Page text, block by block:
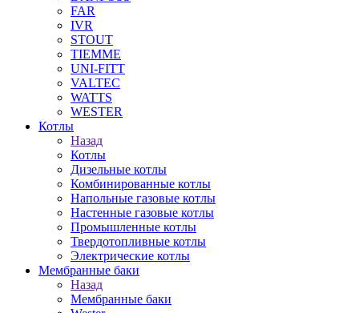
FAR
IVR
STOUT
TIEMME
UNI-FITT
VALTEC
WATTS
WESTER
Котлы
Назад
Котлы
Дизельные котлы
Комбинированные котлы
Напольные газовые котлы
Настенные газовые котлы
Промышленные котлы
Твердотопливные котлы
Электрические котлы
Мембранные баки
Назад
Мембранные баки